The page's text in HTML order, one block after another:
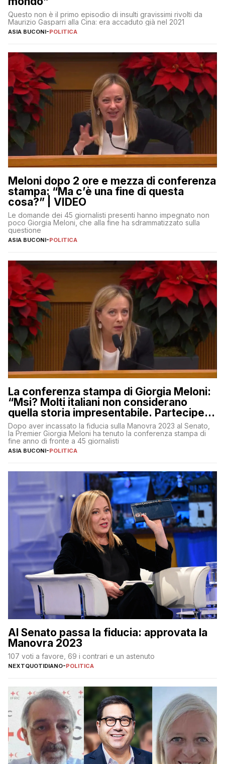
Questo non è il primo episodio di insulti gravissimi rivolti da
Maurizio Gasparri alla Cina: era accaduto già nel 2021
ASIA BUCONI-POLITICA
Meloni dopo 2 ore e mezza di conferenza
stampa: “Ma c’è una fine di questa
cosa?” | VIDEO
Le domande dei 45 giornalisti presenti hanno impegnato non
poco Giorgia Meloni, che alla fine ha sdrammatizzato sulla
questione
ASIA BUCONI-POLITICA
La conferenza stampa di Giorgia Meloni:
“Msi? Molti italiani non considerano
quella storia impresentabile. Parteciperò
al 25 aprile”
Dopo aver incassato la fiducia sulla Manovra 2023 al Senato,
la Premier Giorgia Meloni ha tenuto la conferenza stampa di
fine anno di fronte a 45 giornalisti
ASIA BUCONI-POLITICA
Al Senato passa la fiducia: approvata la
Manovra 2023
107 voti a favore, 69 i contrari e un astenuto
NEXTQUOTIDIANO-POLITICA